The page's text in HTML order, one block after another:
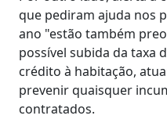
que pediram ajuda nos
ano "estão também
possível subida da taxa
crédito à habitação,
prevenir quaisquer
contratados.